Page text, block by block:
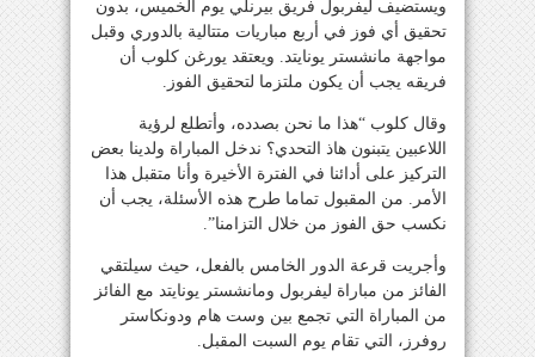
ويستضيف ليفربول فريق بيرنلي يوم الخميس، بدون
تحقيق أي فوز في أربع مباريات متتالية بالدوري وقبل
مواجهة مانشستر يونايتد. ويعتقد يورغن كلوب أن
فريقه يجب أن يكون ملتزما لتحقيق الفوز.
وقال كلوب “هذا ما نحن بصدده، وأتطلع لرؤية
اللاعبين يتبنون هاذ التحدي؟ ندخل المباراة ولدينا بعض
التركيز على أدائنا في الفترة الأخيرة وأنا متقبل هذا
الأمر. من المقبول تماما طرح هذه الأسئلة، يجب أن
نكسب حق الفوز من خلال التزامنا”.
وأجريت قرعة الدور الخامس بالفعل، حيث سيلتقي
الفائز من مباراة ليفربول ومانشستر يونايتد مع الفائز
من المباراة التي تجمع بين وست هام ودونكاستر
روفرز، التي تقام يوم السبت المقبل.